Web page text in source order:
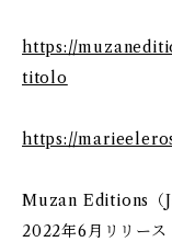
https://
titolo
https://
Muzan Editions（
2022年6月リリース